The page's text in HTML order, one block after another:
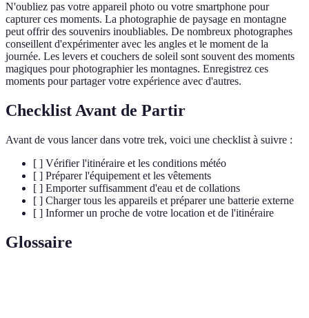
N'oubliez pas votre appareil photo ou votre smartphone pour
capturer ces moments. La photographie de paysage en montagne
peut offrir des souvenirs inoubliables. De nombreux photographes
conseillent d'expérimenter avec les angles et le moment de la
journée. Les levers et couchers de soleil sont souvent des moments
magiques pour photographier les montagnes. Enregistrez ces
moments pour partager votre expérience avec d'autres.
Checklist Avant de Partir
Avant de vous lancer dans votre trek, voici une checklist à suivre :
[ ] Vérifier l'itinéraire et les conditions météo
[ ] Préparer l'équipement et les vêtements
[ ] Emporter suffisamment d'eau et de collations
[ ] Charger tous les appareils et préparer une batterie externe
[ ] Informer un proche de votre location et de l'itinéraire
Glossaire